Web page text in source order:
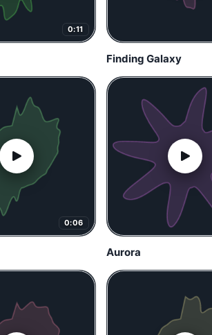
0:11
Finding Galaxy
0:06
Aurora